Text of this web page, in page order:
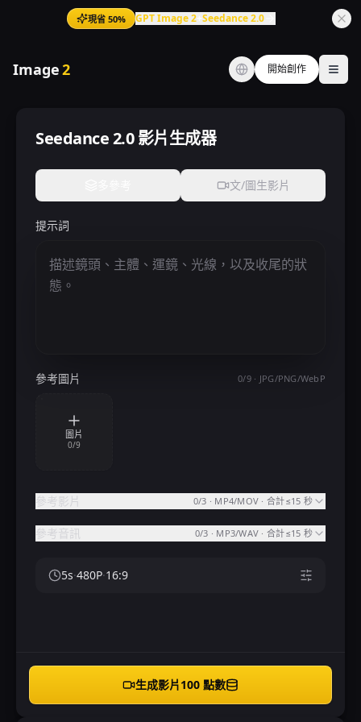
現省 50% GPT Image 2+ Seedance 2.0
Image2 開始創作
Seedance 2.0 影片生成器
文/圖生影片
提示詞
參考圖片 0/9· JPG/PNG/WebP
圖片
0/9
參考影片 0/3 · MP4/MOV · 合計≤15 秒
參考音訊 0/3 · MP3/WAV · 合計≤15 秒
5s·480P·16:9
生成影片100 點數